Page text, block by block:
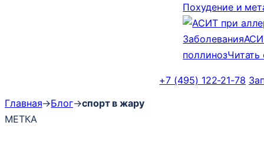
Похудение и
Заболевания
поллиноз
+7 (495) 122-21-78
Главная→Блог→спорт в жару
МЕТКА